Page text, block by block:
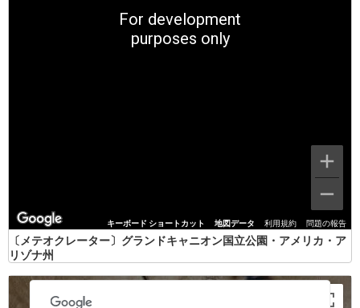
For development
purposes only
キーボード ショートカット 地図データ 利用規約 問題の報告
〔メテオクレーター〕グランドキャニオン国立公園・アメリカ・ア
リゾナ州